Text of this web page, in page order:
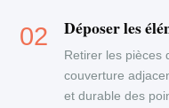
Déposer les
Retirer les pièces
couverture
et durable des